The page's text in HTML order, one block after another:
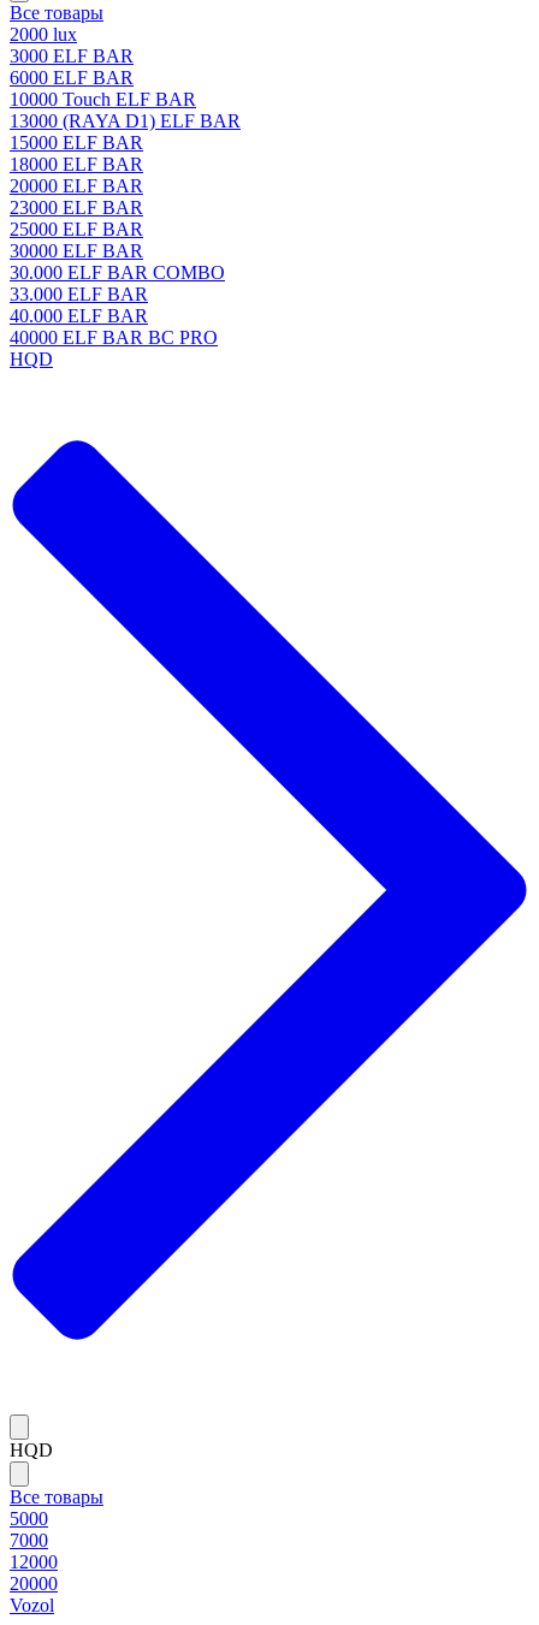
Все товары
2000 lux
3000 ELF BAR
6000 ELF BAR
10000 Touch ELF BAR
13000 (RAYA D1) ELF BAR
15000 ELF BAR
18000 ELF BAR
20000 ELF BAR
23000 ELF BAR
25000 ELF BAR
30000 ELF BAR
30.000 ELF BAR COMBO
33.000 ELF BAR
40.000 ELF BAR
40000 ELF BAR BC PRO
HQD
HQD
Все товары
5000
7000
12000
20000
Vozol